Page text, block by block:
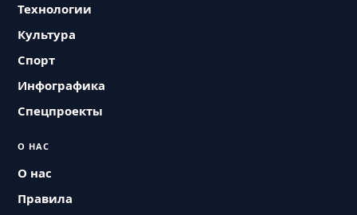
Технологии
Культура
Спорт
Инфографика
Спецпроекты
О НАС
О нас
Правила